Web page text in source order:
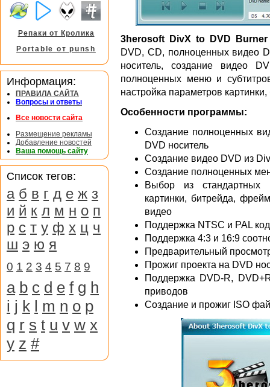
3herosoft DivX to DVD Burner
DVD, CD, полноценных видео
носитель, создание видео
полноценных меню и
настройка параметров
Особенности программы:
Создание полноценных
DVD носитель
Cоздание видео DVD из
Cоздание полноценных
Выбор из стандартных
картинки, битрейда,
видео
Поддержка NTSC и PAL
Поддержка 4:3 и 16:9
Предварительный
Прожиг проекта на DVD
Поддержка DVD-R,
приводов
Создание и прожиг ISO
Репаки от Кролика
Portable от punsh
Информация:
ПРАВИЛА САЙТА
Вопросы и ответы
Все новости сайта
Размещение рекламы
Добавление новостей
Ваша помощь сайту
Список тегов:
а б в г д е ж з
и й к л м н о п
р с т у ф х ц ч
ш э ю я
0 1 2 3 4 5 7 8 9
a b c d e f g h
i j k l m n o p
q r s t u v w x
y z #